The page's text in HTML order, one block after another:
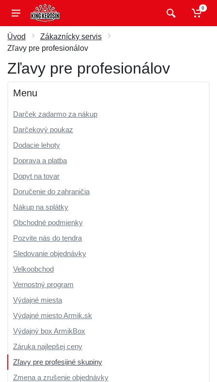
0
Úvod
Zákaznícky servis
Zľavy pre profesionálov
Zľavy pre profesionálov
Menu
Darček zadarmo za nákup
Darčekový poukaz
Dodacie lehoty
Doprava a platba
Dopyt na tovar
Doručenie do zahraničia
Nákup na splátky
Obchodné podmienky
Pozvite nás do tendra
Sledovanie objednávky
Velkoobchod
Vernostný program
Výdajné miesta
Výdajné miesto Armik.sk
Výdajný box ArmikBox
Záruka najlepšej ceny
Zľavy pre profesijné skupiny
Zmena a zrušenie objednávky